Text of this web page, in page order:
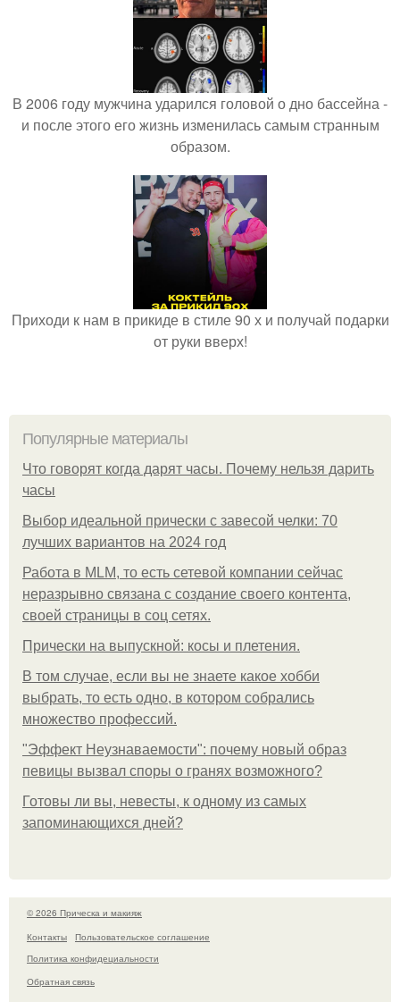
В 2006 году мужчина ударился головой о дно бассейна -
и после этого его жизнь изменилась самым странным
образом.
Приходи к нам в прикиде в стиле 90 х и получай подарки
от руки вверх!
Популярные материалы
Что говорят когда дарят часы. Почему нельзя дарить
часы
Выбор идеальной прически с завесой челки: 70
лучших вариантов на 2024 год
Работа в MLM, то есть сетевой компании сейчас
неразрывно связана с создание своего контента,
своей страницы в соц сетях.
Прически на выпускной: косы и плетения.
В том случае, если вы не знаете какое хобби
выбрать, то есть одно, в котором собрались
множество профессий.
"Эффект Неузнаваемости": почему новый образ
певицы вызвал споры о гранях возможного?
Готовы ли вы, невесты, к одному из самых
запоминающихся дней?
© 2026 Прическа и макияж
Контакты
Пользовательское соглашение
Политика конфидециальности
Обратная связь